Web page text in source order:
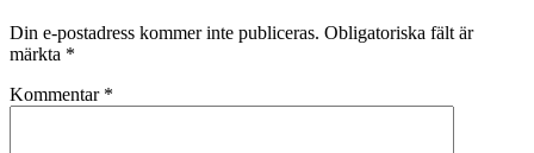
Din e-postadress kommer inte publiceras. Obligatoriska fält är
märkta *
Kommentar *